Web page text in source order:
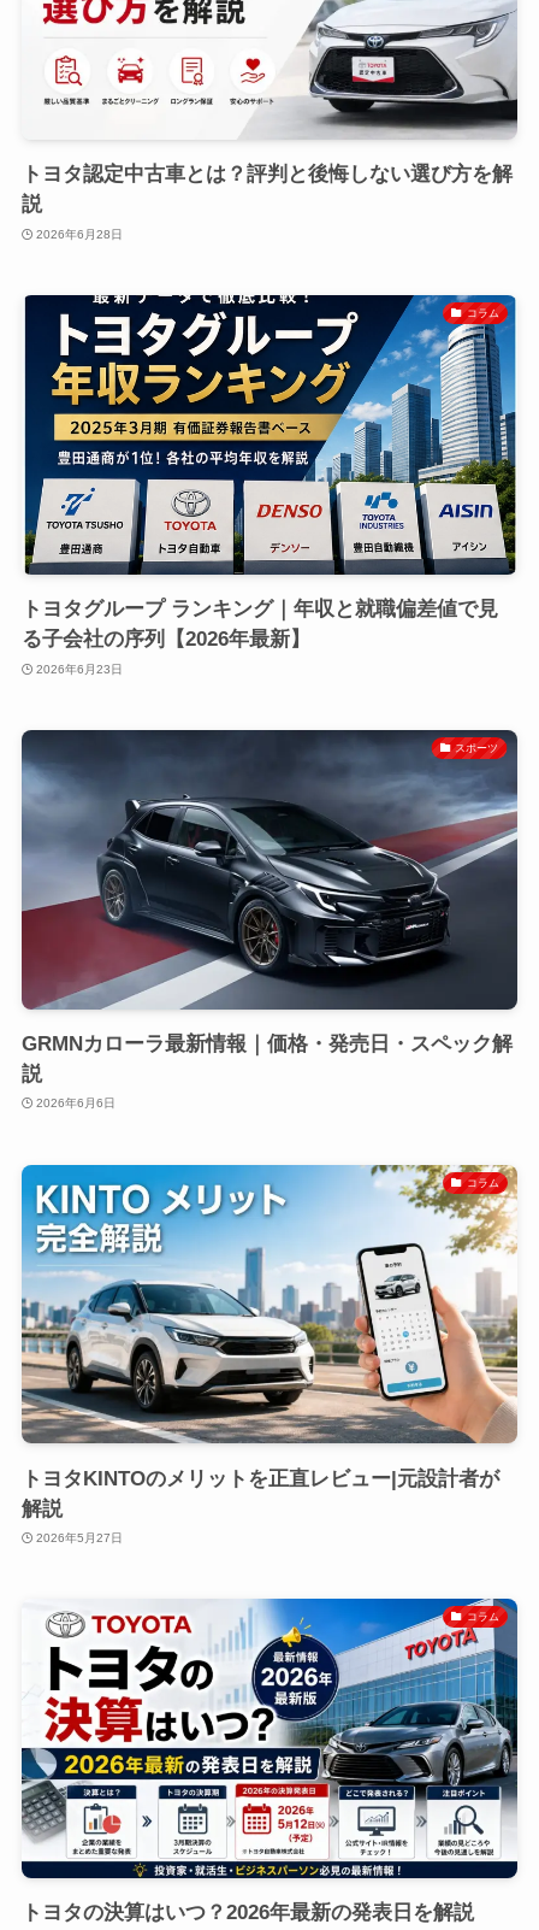
トヨタ認定中古車とは？評判と後悔しない選び方を解
説
2026年6月28日
コラム
トヨタグループ ランキング｜年収と就職偏差値で見
る子会社の序列【2026年最新】
2026年6月23日
スポーツ
GRMNカローラ最新情報｜価格・発売日・スペック解
説
2026年6月6日
コラム
トヨタKINTOのメリットを正直レビュー|元設計者が
解説
2026年5月27日
コラム
トヨタの決算はいつ？2026年最新の発表日を解説